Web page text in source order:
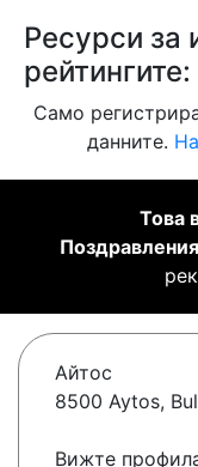
Ресурси за
рейтингите:
Само
данните.
Това
Айтос
8500 Aytos,
Вижте